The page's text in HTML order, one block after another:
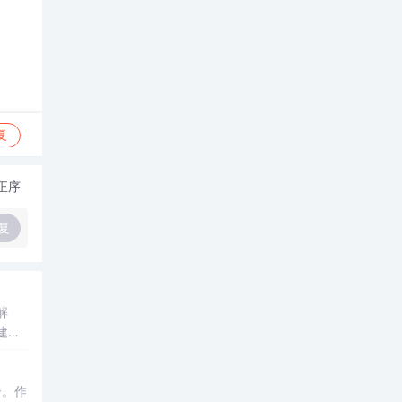
序
评
作